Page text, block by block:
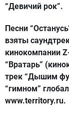
“Девичий рок”.
Песни
взяты
кинокомпании
“Вратарь”
трек “Дышим
“гимном”
www.territory.ru.